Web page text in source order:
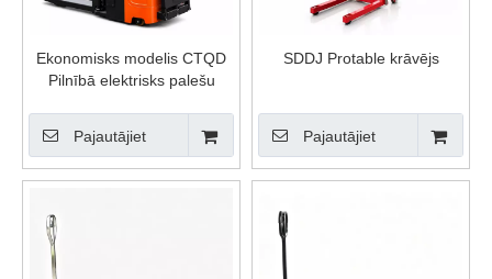
Ekonomisks modelis CTQD
Pilnībā elektrisks palešu
Pajautājiet
SDDJ Protable krāvējs
Pajautājiet